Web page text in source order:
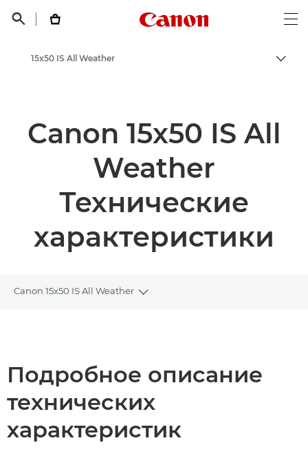
 
Canon Logo, back
15x50 IS All Weather
Canon 15x50 IS All
Weather
Технические
характеристики
Canon 15x50 IS All Weather
Toggle breadcrumbs
Подробное описание
технических
характеристик